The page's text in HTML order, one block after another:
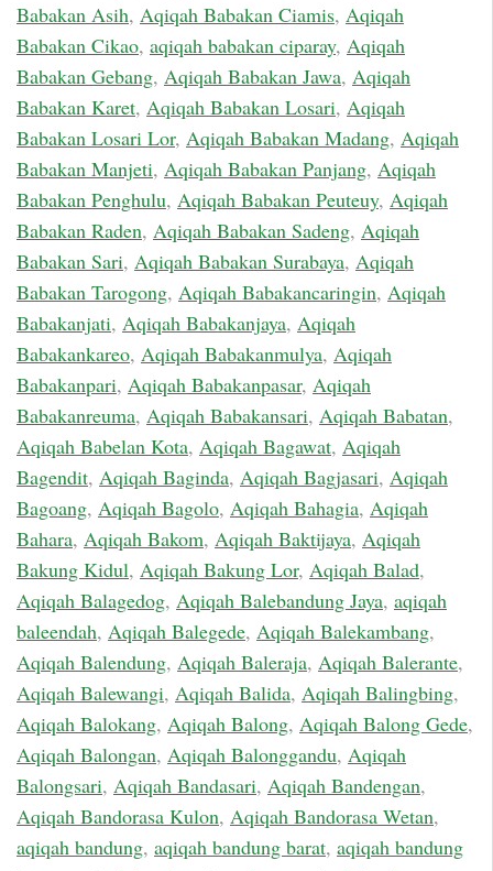
Babakan Asih, Aqiqah Babakan Ciamis, Aqiqah
Babakan Cikao, aqiqah babakan ciparay, Aqiqah
Babakan Gebang, Aqiqah Babakan Jawa, Aqiqah
Babakan Karet, Aqiqah Babakan Losari, Aqiqah
Babakan Losari Lor, Aqiqah Babakan Madang, Aqiqah
Babakan Manjeti, Aqiqah Babakan Panjang, Aqiqah
Babakan Penghulu, Aqiqah Babakan Peuteuy, Aqiqah
Babakan Raden, Aqiqah Babakan Sadeng, Aqiqah
Babakan Sari, Aqiqah Babakan Surabaya, Aqiqah
Babakan Tarogong, Aqiqah Babakancaringin, Aqiqah
Babakanjati, Aqiqah Babakanjaya, Aqiqah
Babakankareo, Aqiqah Babakanmulya, Aqiqah
Babakanpari, Aqiqah Babakanpasar, Aqiqah
Babakanreuma, Aqiqah Babakansari, Aqiqah Babatan,
Aqiqah Babelan Kota, Aqiqah Bagawat, Aqiqah
Bagendit, Aqiqah Baginda, Aqiqah Bagjasari, Aqiqah
Bagoang, Aqiqah Bagolo, Aqiqah Bahagia, Aqiqah
Bahara, Aqiqah Bakom, Aqiqah Baktijaya, Aqiqah
Bakung Kidul, Aqiqah Bakung Lor, Aqiqah Balad,
Aqiqah Balagedog, Aqiqah Balebandung Jaya, aqiqah
baleendah, Aqiqah Balegede, Aqiqah Balekambang,
Aqiqah Balendung, Aqiqah Baleraja, Aqiqah Balerante,
Aqiqah Balewangi, Aqiqah Balida, Aqiqah Balingbing,
Aqiqah Balokang, Aqiqah Balong, Aqiqah Balong Gede,
Aqiqah Balongan, Aqiqah Balonggandu, Aqiqah
Balongsari, Aqiqah Bandasari, Aqiqah Bandengan,
Aqiqah Bandorasa Kulon, Aqiqah Bandorasa Wetan,
aqiqah bandung, aqiqah bandung barat, aqiqah bandung